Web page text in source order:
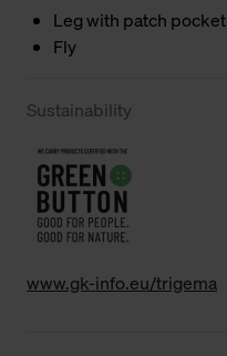
Leg with patch pocket
Fly
Sustainability
www.gk-info.eu/trigema